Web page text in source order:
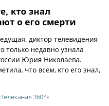
кто знал
о его смерти
диктор телевидения
только недавно узнала
Юрия Николаева.
что всем, кто его знал,
360°»